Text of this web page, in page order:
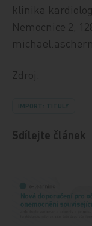
klinika
Nemocnice 2,
Zdroj:
IMPORT: TITULY
Sdílejte článek